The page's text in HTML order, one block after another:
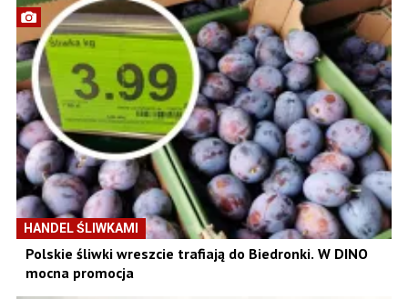
HANDEL ŚLIWKAMI
Polskie śliwki wreszcie trafiają do Biedronki. W DINO
mocna promocja